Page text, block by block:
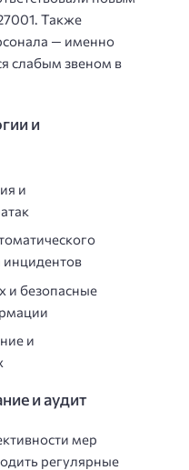
Также
— именно
слабым звеном в
и
и
инцидентов
безопасные
и
и аудит
мер
регулярные